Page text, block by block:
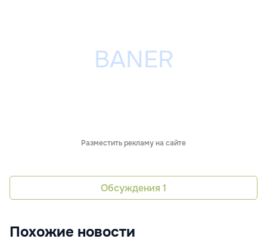
Разместить рекламу на сайте
Обсуждения 1
Похожие новости